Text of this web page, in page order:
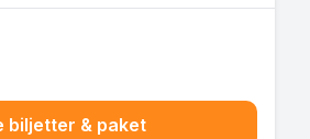
biljetter & paket